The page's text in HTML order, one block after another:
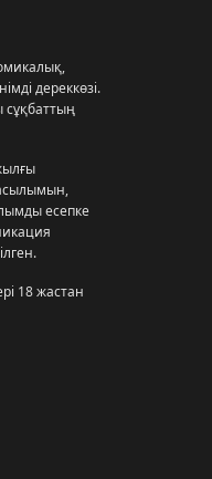
дереккөзі.
есепке
18 жастан